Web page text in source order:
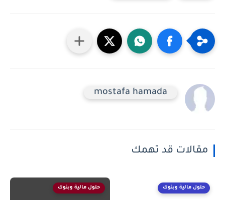
mostafa hamada
مقالات قد تهمك
حلول مالية وبنوك حلول مالية وبنوك